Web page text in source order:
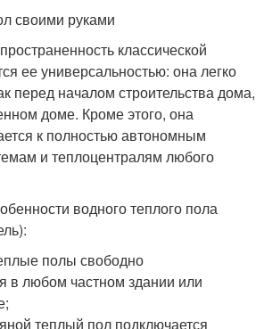
своими руками
классической
ее универсальностью: она легко
перед началом строительства дома,
доме. Кроме этого, она
к полностью автономным
и теплоцентралям любого
водного теплого пола
полы свободно
в любом частном здании или
теплый пол подключается